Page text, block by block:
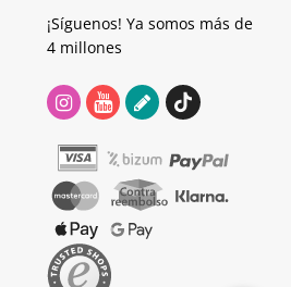
¡Síguenos! Ya somos más de
4 millones